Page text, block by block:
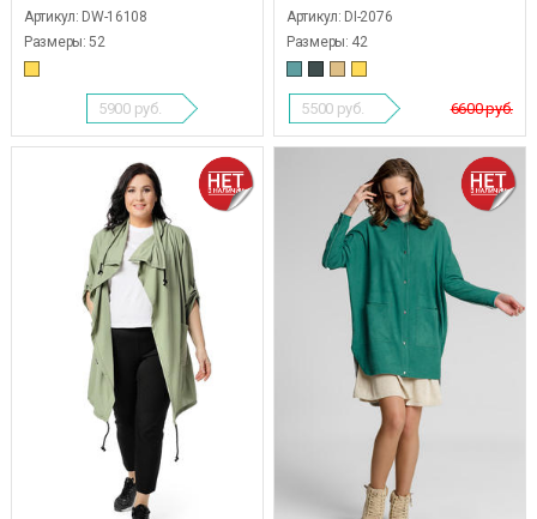
Артикул: DW-16108
Размеры: 52
5900 руб.
Артикул: DI-2076
Размеры: 42
6600 руб.
5500 руб.